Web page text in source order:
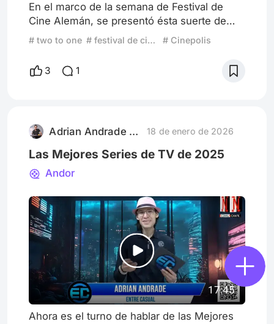
En el marco de la semana de Festival de
Cine Alemán, se presentó ésta suerte de
“Heist Film” (o film de atracos) basado en un
hecho real dirigido por Natja Brunckhorst y
con un elenco que incluye a Sandra Hüller
(Anatomy of a Fall, The Zone of Interest),
muro de Berlín, una fa
# two to one # festival de cine aleman # Cinepolis
3 1
Adrian Andrade Ma. 18 de enero de 2026
Las Mejores Series de TV de 2025
Andor
17:45
Ahora es el turno de hablar de las Mejores